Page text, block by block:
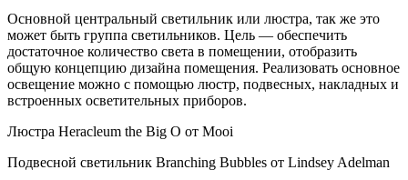
Основной центральный светильник или люстра, так же это
может быть группа светильников. Цель — обеспечить
достаточное количество света в помещении, отобразить
общую концепцию дизайна помещения. Реализовать основное
освещение можно с помощью люстр, подвесных, накладных и
встроенных осветительных приборов.
Люстра Heracleum the Big O от Mooi
Подвесной светильник Branching Bubbles от Lindsey Adelman